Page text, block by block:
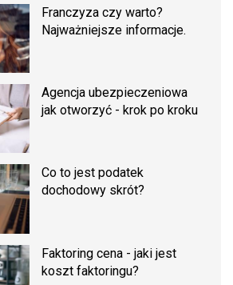
Franczyza czy warto?
Najważniejsze informacje.
Agencja ubezpieczeniowa
jak otworzyć - krok po kroku
Co to jest podatek
dochodowy skrót?
Faktoring cena - jaki jest
koszt faktoringu?